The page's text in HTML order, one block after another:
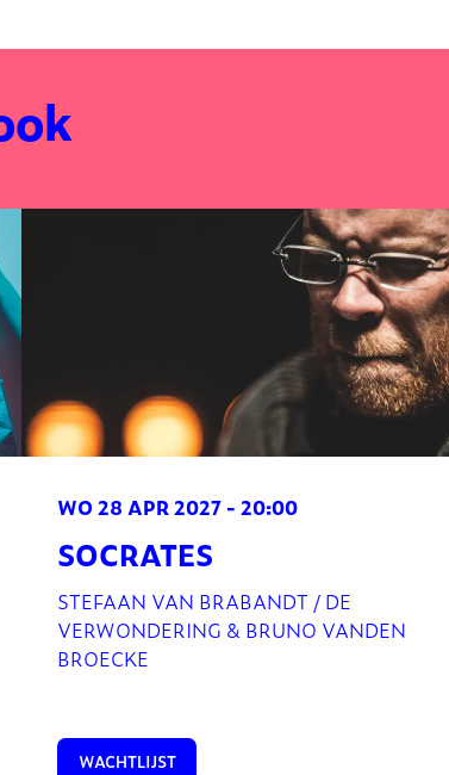
SOCRATES
STEFAAN VAN BRABANDT / DE
VERWONDERING & BRUNO VANDEN
BROECKE
WO 28 APR 2027 - 20:00
WACHTLIJST